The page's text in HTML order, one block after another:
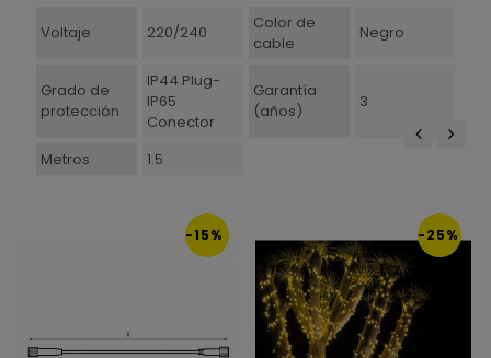
Voltaje 220/240
Color de
cable
Negro
Grado de
protección
IP44 Plug-
IP65
Conector
Garantía
(años)
3
Metros 1.5
-15% -25%